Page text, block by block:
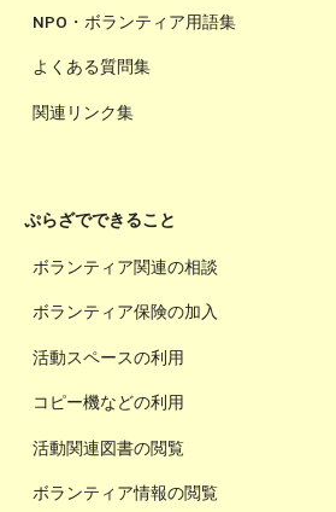
NPO・ボランティア用語集
よくある質問集
関連リンク集
ぷらざでできること
ボランティア関連の相談
ボランティア保険の加入
活動スペースの利用
コピー機などの利用
活動関連図書の閲覧
ボランティア情報の閲覧